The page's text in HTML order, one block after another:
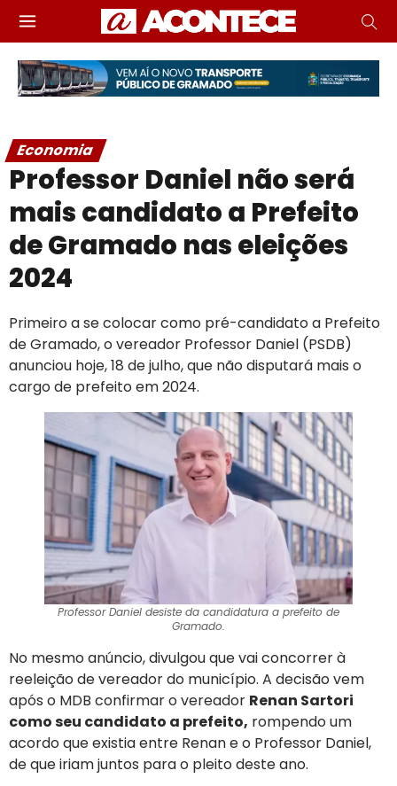
Economia
Professor Daniel não será
mais candidato a Prefeito
de Gramado nas eleições
2024
Primeiro a se colocar como pré-candidato a Prefeito
de Gramado, o vereador Professor Daniel (PSDB)
anunciou hoje, 18 de julho, que não disputará mais o
cargo de prefeito em 2024.
Professor Daniel desiste da candidatura a prefeito de
Gramado.
No mesmo anúncio, divulgou que vai concorrer à
reeleição de vereador do município. A decisão vem
após o MDB confirmar o vereador Renan Sartori
como seu candidato a prefeito, rompendo um
acordo que existia entre Renan e o Professor Daniel,
de que iriam juntos para o pleito deste ano.